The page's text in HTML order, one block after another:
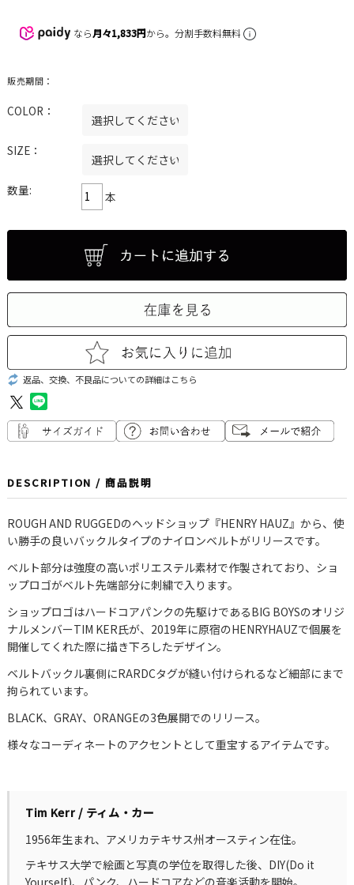
なら月々1,833円から。分割手数料無料
販売期間：
COLOR：
SIZE：
数量: 本
返品、交換、不良品についての詳細はこちら
DESCRIPTION / 商品説明
ROUGH AND RUGGEDのヘッドショップ『HENRY HAUZ』から、使
い勝手の良いバックルタイプのナイロンベルトがリリースです。
ベルト部分は強度の高いポリエステル素材で作製されており、ショ
ップロゴがベルト先端部分に刺繍で入ります。
ショップロゴはハードコアパンクの先駆けであるBIG BOYSのオリジ
ナルメンバーTIM KER氏が、2019年に原宿のHENRYHAUZで個展を
開催してくれた際に描き下ろしたデザイン。
ベルトバックル裏側にRARDCタグが縫い付けられるなど細部にまで
拘られています。
BLACK、GRAY、ORANGEの3色展開でのリリース。
様々なコーディネートのアクセントとして重宝するアイテムです。
Tim Kerr / ティム・カー
1956年生まれ、アメリカテキサス州オースティン在住。
テキサス大学で絵画と写真の学位を取得した後、DIY(Do it